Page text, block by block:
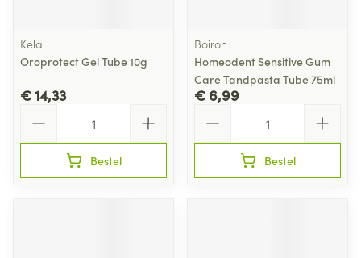
Kela
Oroprotect Gel Tube 10g
€ 14,33
Bestel
Boiron
Homeodent Sensitive Gum
Care Tandpasta Tube 75ml
€ 6,99
Bestel